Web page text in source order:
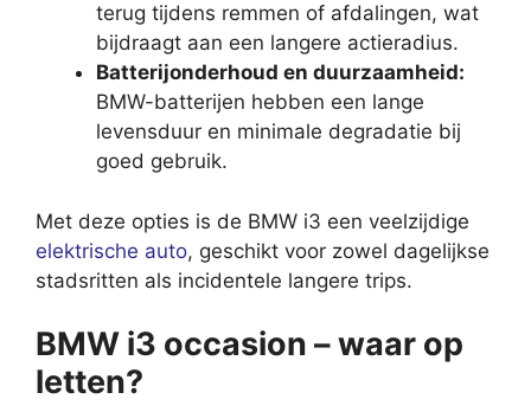
terug tijdens remmen of afdalingen, wat
bijdraagt aan een langere actieradius.
Batterijonderhoud en duurzaamheid:
BMW-batterijen hebben een lange
levensduur en minimale degradatie bij
goed gebruik.
Met deze opties is de BMW i3 een veelzijdige
elektrische auto, geschikt voor zowel dagelijkse
stadsritten als incidentele langere trips.
BMW i3 occasion – waar op
letten?